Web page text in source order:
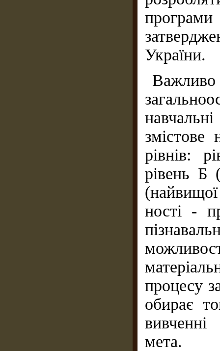
України.
рівнів:
рівень Б
ності -
процесу
обирає
мета.